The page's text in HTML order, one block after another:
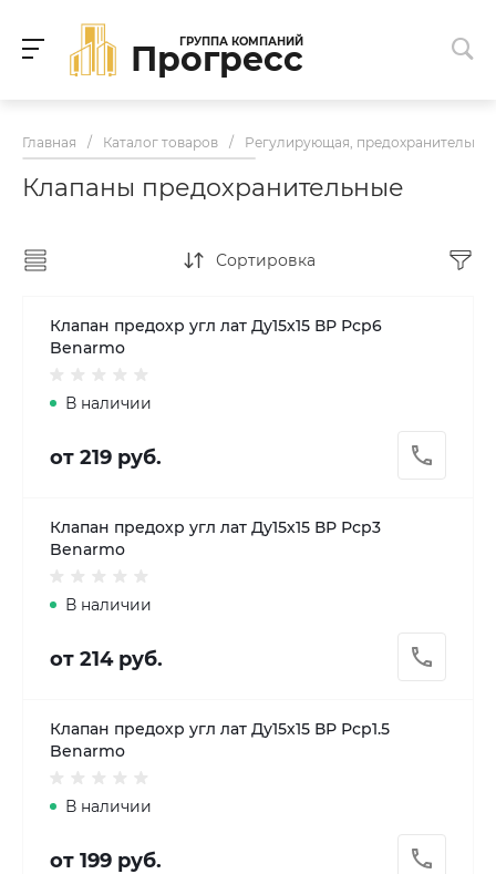
ГРУППА КОМПАНИЙ
Прогресс
Главная / Каталог товаров / Регулирующая,
Клапаны предохранительные
Сортировка
Клапан предохр угл лат Ду15х15 ВР Рср6
Benarmo
В наличии
от 219 руб.
Клапан предохр угл лат Ду15х15 ВР Рср3
Benarmo
В наличии
от 214 руб.
Клапан предохр угл лат Ду15х15 ВР Рср1.5
Benarmo
В наличии
от 199 руб.